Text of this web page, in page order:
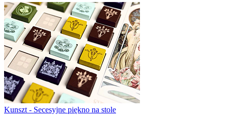
Kunszt - Secesyjne piękno na stole